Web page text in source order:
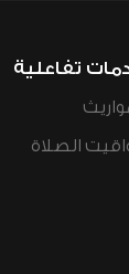
تفاعلية
الصلاة